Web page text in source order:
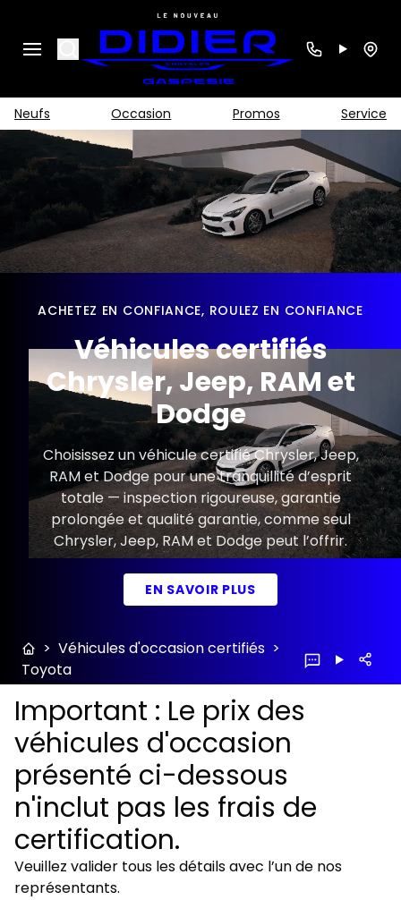
Search
Neufs Occasion Promos Service
ACHETEZ EN CONFIANCE, ROULEZ EN CONFIANCE
Véhicules certifiés
Chrysler, Jeep, RAM et
Dodge
Choisissez un véhicule certifié Chrysler, Jeep,
RAM et Dodge pour une tranquillité d’esprit
totale — inspection rigoureuse, garantie
prolongée et qualité garantie, comme seul
Chrysler, Jeep, RAM et Dodge peut l’offrir.
EN SAVOIR PLUS
> Véhicules d'occasion certifiés >
Toyota
Important : Le prix des
véhicules d'occasion
présenté ci-dessous
n'inclut pas les frais de
certification.
Veuillez valider tous les détails avec l’un de nos
représentants.